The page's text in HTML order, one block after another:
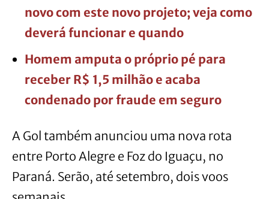
novo com este novo projeto; veja como
deverá funcionar e quando
Homem amputa o próprio pé para
receber R$ 1,5 milhão e acaba
condenado por fraude em seguro
A Gol também anunciou uma nova rota
entre Porto Alegre e Foz do Iguaçu, no
Paraná. Serão, até setembro, dois voos